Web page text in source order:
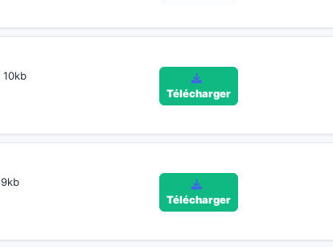
10kb
Télécharger
9kb
Télécharger